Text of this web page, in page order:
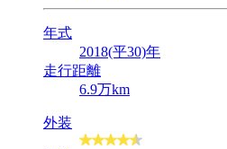
年式
2018(平30)年
走行距離
6.9万km
外装